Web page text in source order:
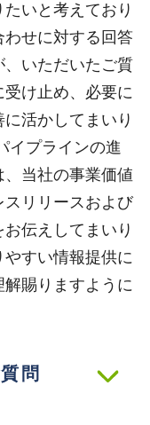
いと考えており
わせに対する回答
いただいたご質
け止め、必要に
活かしてまいり
イプラインの進
当社の事業価値
スリリースおよび
伝えしてまいり
すい情報提供に
賜りますように
問